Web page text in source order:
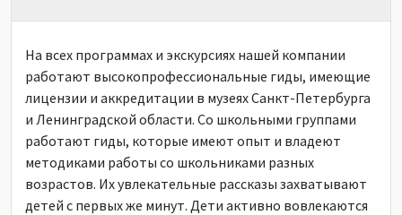
На всех программах и экскурсиях нашей компании
работают высокопрофессиональные гиды, имеющие
лицензии и аккредитации в музеях Санкт-Петербурга
и Ленинградской области. Со школьными группами
работают гиды, которые имеют опыт и владеют
методиками работы со школьниками разных
возрастов. Их увлекательные рассказы захватывают
детей с первых же минут. Дети активно вовлекаются